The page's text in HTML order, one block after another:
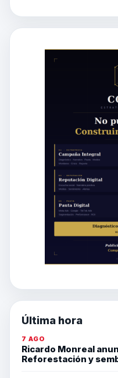
Última hora
7 AGO
Ricardo Monreal
Reforestación y